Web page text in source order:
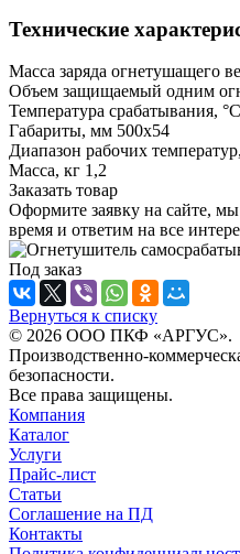
Технические
Масса заряда огнетушащего
Объем защищаемый одним
Температура срабатывания,
Габариты, мм 500х54
Диапазон рабочих
Масса, кг 1,2
Заказать товар
Оформите заявку на сайте,
время и ответим на все
Под заказ
Вернуться к списку
© 2026 ООО ПКФ «АРГУС».
Производственно-
безопасности.
Все права защищены.
Компания
Каталог
Услуги
Прайс-лист
Статьи
Соглашение на ПД
Контакты